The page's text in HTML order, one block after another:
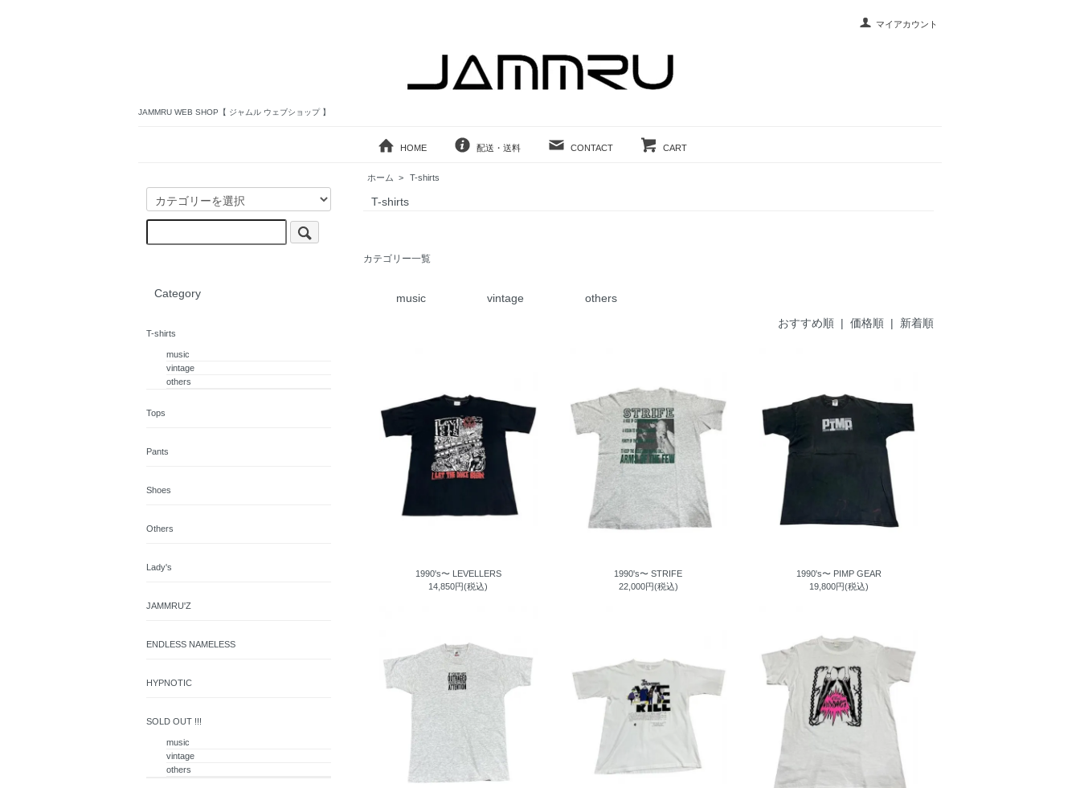
マイアカウント
JAMMRU WEB SHOP【 ジャムル ウェブショップ 】
HOME 配送・送料 CONTACT CART
ホーム > T-shirts
T-shirts
カテゴリー一覧
music vintage
others
おすすめ順 | 価格順 | 新着順
1990's〜 LEVELLERS
14,850円(税込)
1990's〜 STRIFE
22,000円(税込)
1990's〜 PIMP GEAR
19,800円(税込)
Category
T-shirts
music
vintage
others
Tops
Pants
Shoes
Others
Lady's
JAMMRU'Z
ENDLESS NAMELESS
HYPNOTIC
SOLD OUT !!!
music
vintage
others